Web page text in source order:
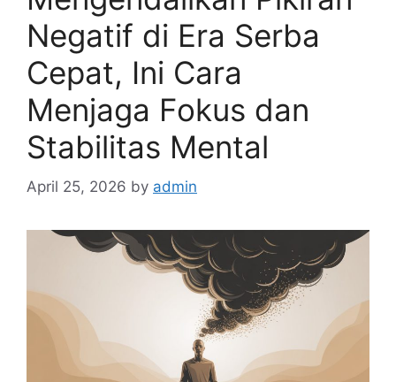
Negatif di Era Serba
Cepat, Ini Cara
Menjaga Fokus dan
Stabilitas Mental
April 25, 2026 by admin